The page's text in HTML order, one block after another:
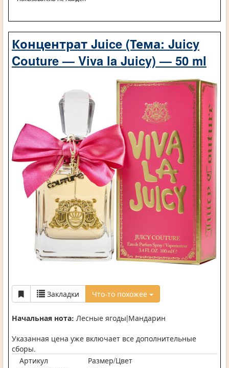
Концентрат Juice (Тема: Juicy
Couture — Viva la Juicy) — 50 ml
Закладки Что-то похожее
Начальная нота: Лесные ягоды|Мандарин
Указанная цена уже включает все дополнительные
сборы.
Артикул
Размер/Цвет